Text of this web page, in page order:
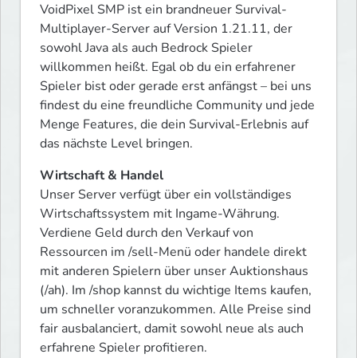
VoidPixel SMP ist ein brandneuer Survival-
Multiplayer-Server auf Version 1.21.11, der
sowohl Java als auch Bedrock Spieler
willkommen heißt. Egal ob du ein erfahrener
Spieler bist oder gerade erst anfängst – bei uns
findest du eine freundliche Community und jede
Menge Features, die dein Survival-Erlebnis auf
das nächste Level bringen.
Wirtschaft & Handel
Unser Server verfügt über ein vollständiges
Wirtschaftssystem mit Ingame-Währung.
Verdiene Geld durch den Verkauf von
Ressourcen im /sell-Menü oder handele direkt
mit anderen Spielern über unser Auktionshaus
(/ah). Im /shop kannst du wichtige Items kaufen,
um schneller voranzukommen. Alle Preise sind
fair ausbalanciert, damit sowohl neue als auch
erfahrene Spieler profitieren.